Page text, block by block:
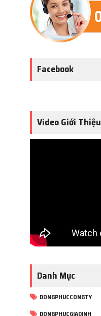
Facebook
Video Giới Thiệu
Danh Mục
DONGPHUCCONGTY
DONGPHUCGIADINH